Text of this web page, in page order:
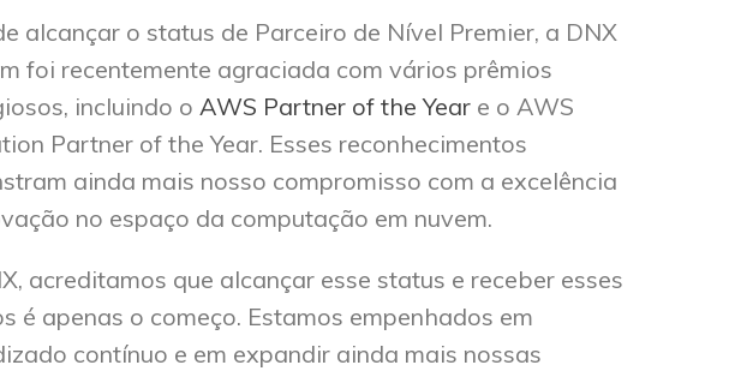
alcançar o status de Parceiro de Nível Premier, a DNX
foi recentemente agraciada com vários prêmios
incluindo o AWS Partner of the Yeare o AWS
Partner of the Year. Esses reconhecimentos
ainda mais nosso compromisso com a excelência
no espaço da computação em nuvem.
acreditamos que alcançar esse status e receber esses
é apenas o começo. Estamos empenhados em
contínuo e em expandir ainda mais nossas